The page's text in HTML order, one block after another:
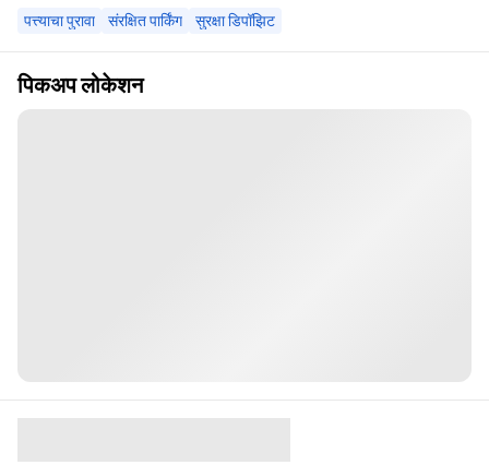
पत्त्याचा पुरावा संरक्षित पार्किंग सुरक्षा डिपॉझिट
पिकअप लोकेशन